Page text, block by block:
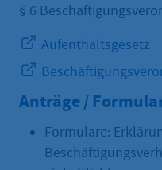
§ 6
Aufenthaltsgesetz
Anträge /
Formulare: